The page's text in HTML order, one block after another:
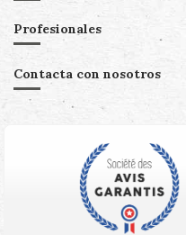
Profesionales
Contacta con nosotros